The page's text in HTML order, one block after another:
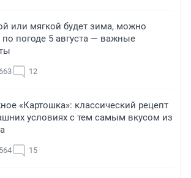
или мягкой будет зима, можно
по погоде 5 августа — важные
12
«Картошка»: классический рецепт
условиях с тем самым вкусом из
15